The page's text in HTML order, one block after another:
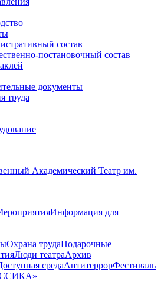
состав
постановочный состав
документы
труда
Информация для
Охрана трудаПодарочные
Люди театраАрхив
средаАнтитеррорФестиваль